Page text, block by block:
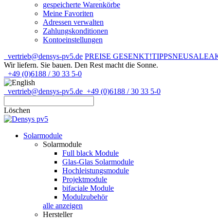
gespeicherte Warenkörbe
Meine Favoriten
Adressen verwalten
Zahlungskonditionen
Kontoeinstellungen
vertrieb@densys-pv5.de PREISE GESENKT!TIPPSNEUSALE
Wir liefern. Sie bauen. Den Rest macht die Sonne.
+49 (0)6188 / 30 33 5-0
vertrieb@densys-pv5.de +49 (0)6188 / 30 33 5-0
Löschen
Solarmodule
Solarmodule
Full black Module
Glas-Glas Solarmodule
Hochleistungsmodule
Projektmodule
bifaciale Module
Modulzubehör
alle anzeigen
Hersteller